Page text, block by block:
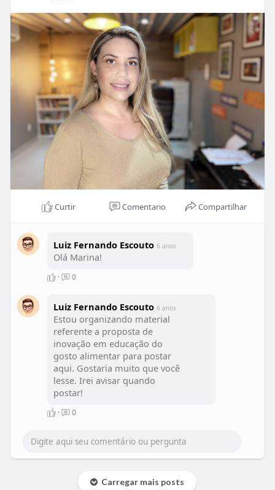
Curtir Comentario Compartilhar
Luiz Fernando Escouto 6 anos
Olá Marina!
· 0
Luiz Fernando Escouto 6 anos
Estou organizando material
referente a proposta de
inovação em educação do
gosto alimentar para postar
aqui. Gostaria muito que você
lesse. Irei avisar quando
postar!
· 0
Carregar mais posts